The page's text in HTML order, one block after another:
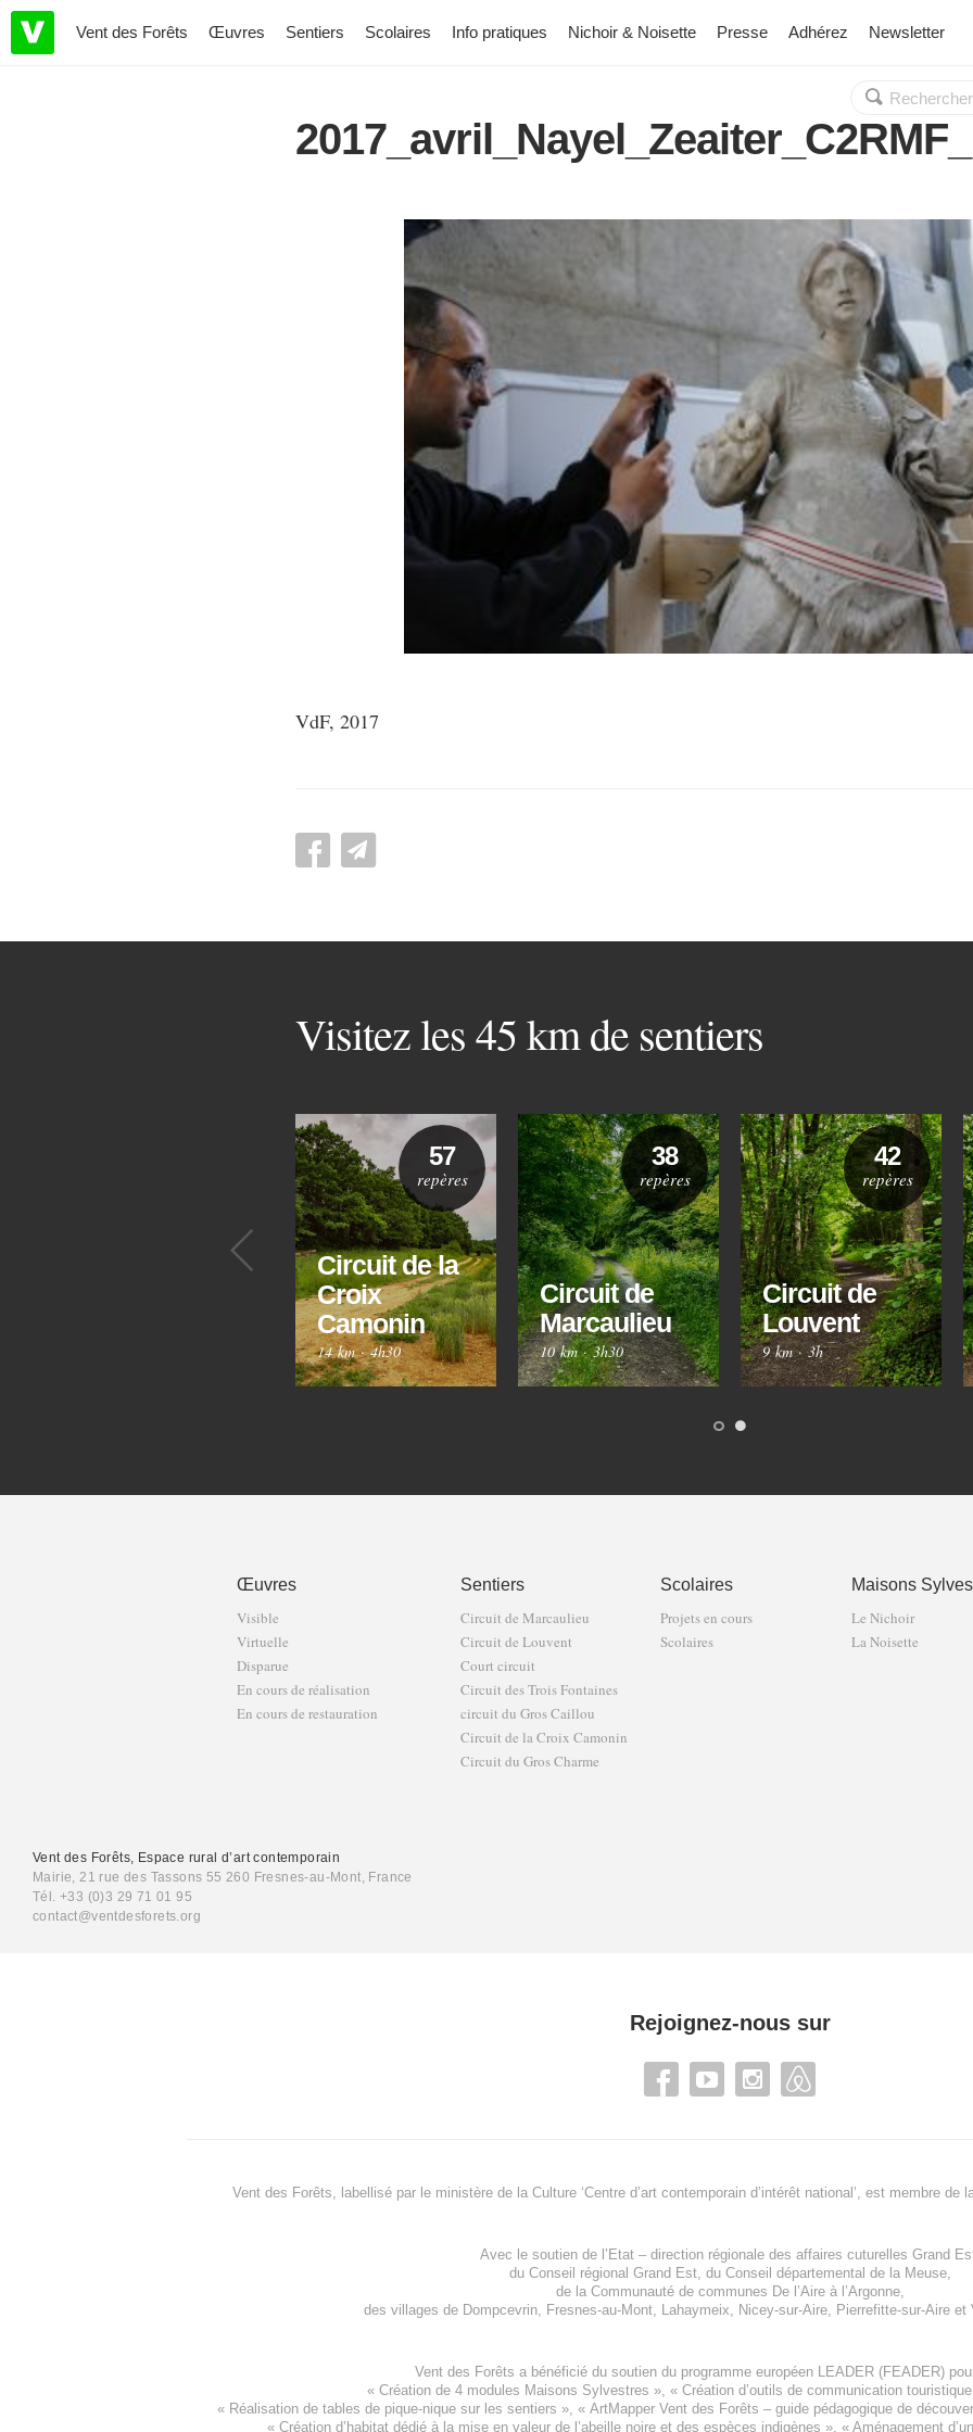
Vent des Forêts Œuvres Sentiers Scolaires Info pratiques Nichoir & Noisette Presse Adhérez Newsletter
Rechercher :
OK
VdF, 2017
Visitez les 45 km de sentiers
Précédent
Circuit de la
Croix
Camonin
14 km·4h30
57
repères
Circuit de
Marcaulieu
10 km·3h30
38
repères
Circuit de
Louvent
9 km·3h
42
repères
Œuvres
Visible
Virtuelle
Disparue
En cours de réalisation
En cours de restauration
Sentiers
Circuit de Marcaulieu
Circuit de Louvent
Court circuit
Circuit des Trois Fontaines
circuit du Gros Caillou
Circuit de la Croix Camonin
Circuit du Gros Charme
Scolaires
Projets en cours
Scolaires
Maisons
Le Nichoir
La Noisette
Vent des Forêts, Espace rural d’art contemporain
Mairie, 21 rue des Tassons 55 260 Fresnes-au-Mont, France
Tél. +33 (0)3 29 71 01 95
contact@ventdesforets.org
Rejoignez-nous sur
Vent des Forêts, labellisé par le ministère de la Culture ‘Centre d’art contemporain d’intérêt national’, est membre de
Avec le soutien de l’ Etat – direction régionale des affaires cuturelles Grand
du Conseil régional Grand Est, du Conseil départemental de la Meuse,
de la Communauté de communes De l’Aire à l’Argonne,
des villages de Dompcevrin, Fresnes-au-Mont, Lahaymeix, Nicey-sur-Aire, Pierrefitte-sur-Aireet
Vent des Forêts a bénéficié du soutien du programme européen LEADER (FEADER)
« Création de 4 modules Maisons Sylvestres », « Création d’outils de communication
« Réalisation de tables de pique-nique sur les sentiers », « ArtMapper Vent des Forêts – guide pédagogique de
« Création d’habitat dédié à la mise en valeur de l’abeille noire et des espèces indigènes », « Aménagement